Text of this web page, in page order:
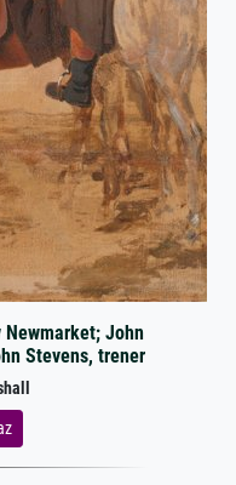
John
Stevens, trener